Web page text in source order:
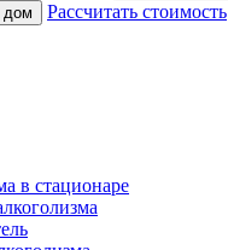
дом Рассчитать стоимость
в стационаре